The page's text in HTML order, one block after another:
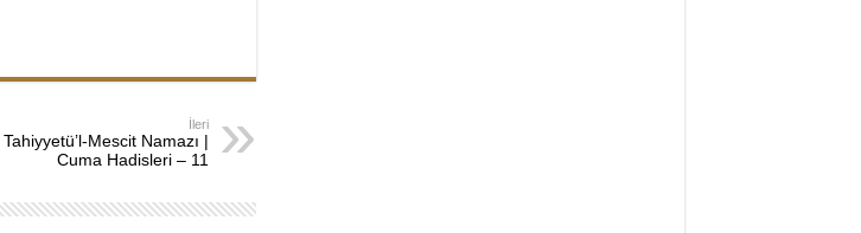
İleri
Tahiyyetü’l-Mescit Namazı |
Cuma Hadisleri – 11